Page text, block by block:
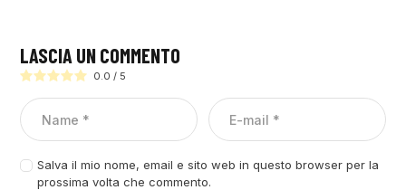
LASCIA UN COMMENTO
0.0 / 5
Salva il mio nome, email e sito web in questo browser per la
prossima volta che commento.